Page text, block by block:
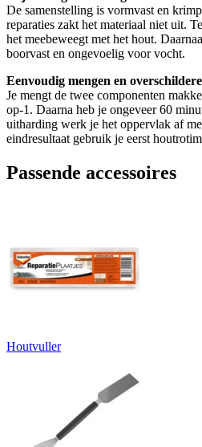
De samenstelling is vormvast en
reparaties zakt het materiaal niet uit.
het meebeweegt met het hout.
boorvast en ongevoelig voor vocht.
Eenvoudig mengen en
Je mengt de twee componenten
op-1. Daarna heb je ongeveer 60
uitharding werk je het oppervlak af
eindresultaat gebruik je eerst
Passende accessoires
Houtvuller